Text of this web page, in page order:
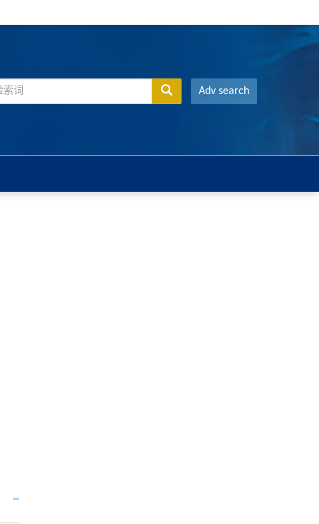
Adv search